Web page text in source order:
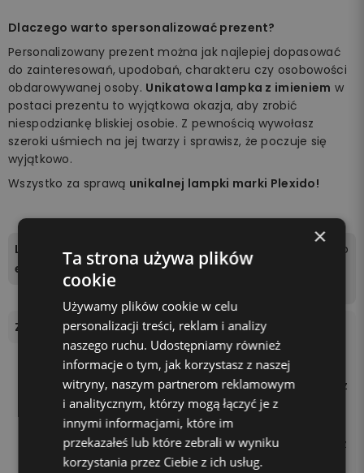
Dlaczego warto spersonalizować prezent?
Personalizowany prezent można jak najlepiej dopasować
do zainteresowań, upodobań, charakteru czy osobowości
obdarowywanej osoby. Unikatowa lampka z imieniem w
postaci prezentu to wyjątkowa okazja, aby zrobić
niespodziankę bliskiej osobie. Z pewnością wywołasz
szeroki uśmiech na jej twarzy i sprawisz, że poczuje się
wyjątkowo.
Wszystko za sprawą unikalnej lampki marki Plexido!
Liczba kolorów podświetl
enia
16 kolorów do wyboru za po
mocą pilota dołączonego
Zasilanie
Podstawka zasilana jest be
zprzewodowo 3 bateriami
AA (brak w zestawie) lub p
oprzez podłączenie kabla z
asilającego do kontaktu z
użyciem kostki zasilającej
(np. od telefonu) lub gniaz
da USB w laptopie.
×
Ta strona używa plików
cookie
Używamy plików cookie w celu
personalizacji treści, reklam i analizy
naszego ruchu. Udostępniamy również
informacje o tym, jak korzystasz z naszej
witryny, naszym partnerom reklamowym
i analitycznym, którzy mogą łączyć je z
innymi informacjami, które im
przekazałeś lub które zebrali w wyniku
korzystania przez Ciebie z ich usług.